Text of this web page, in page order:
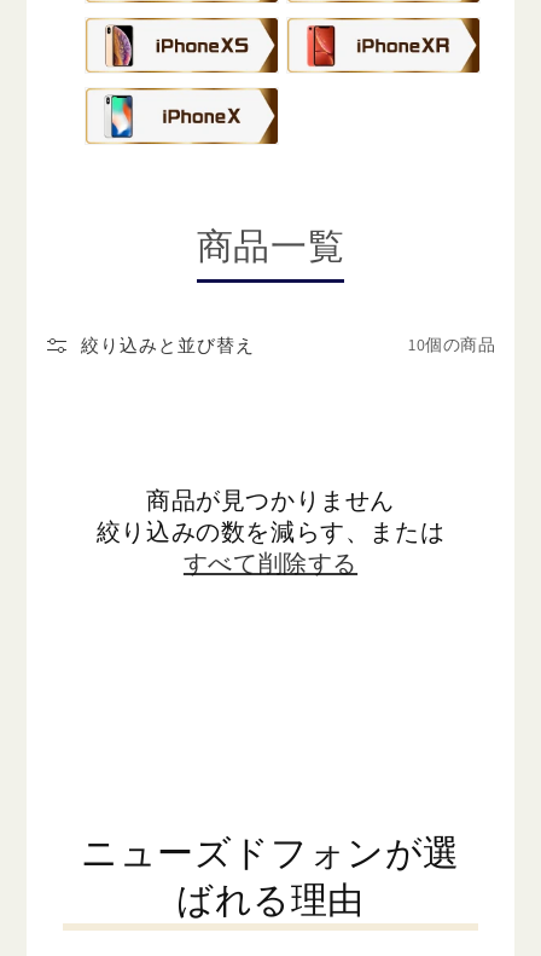
商品一覧
絞り込みと並び替え 10個の商品
商品が見つかりません
絞り込みの数を減らす、または
すべて削除する
ニューズドフォンが選
ばれる理由